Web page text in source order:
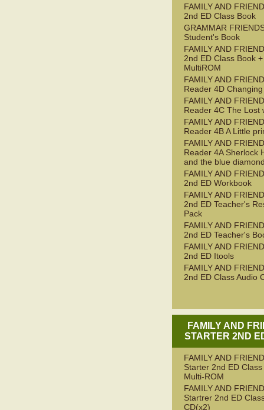
FAMILY AND
2nd ED Class Book
GRAMMAR
Student's Book
FAMILY AND
2nd ED Class Book +
MultiROM
FAMILY AND
Reader 4D
FAMILY AND
Reader 4C The Lost
FAMILY AND
Reader 4B A Little
FAMILY AND
Reader 4A Sherlock
and the blue
FAMILY AND
2nd ED Workbook
FAMILY AND
2nd ED Teacher's
Pack
FAMILY AND
2nd ED Teacher's
FAMILY AND
2nd ED Itools
FAMILY AND
2nd ED Class Audio
FAMILY AND
STARTER 2ND
FAMILY AND
Starter 2nd ED
Multi-ROM
FAMILY AND
Startrer 2nd ED
CD(x2)